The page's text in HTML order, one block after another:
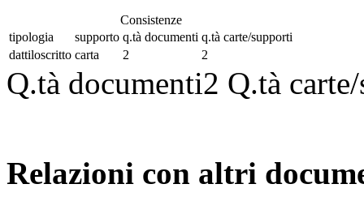
Consistenze
tipologia
supporto q.tà documenti q.tà carte/supporti
dattiloscritto carta 2 2
Q.tà documenti2 Q.tà
Relazioni con altri